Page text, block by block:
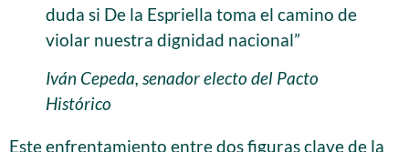
duda si De la Espriella toma el camino de
violar nuestra dignidad nacional”
Iván Cepeda, senador electo del Pacto
Histórico
Este enfrentamiento entre dos figuras clave de la